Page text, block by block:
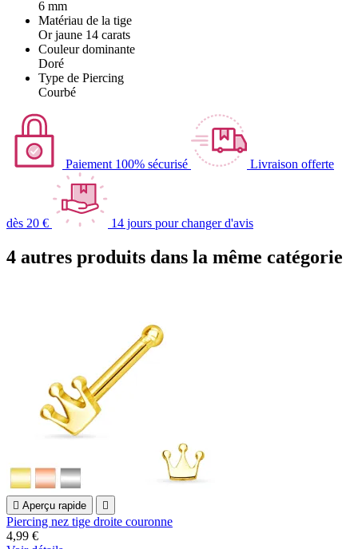
6 mm
Matériau de la tige
Or jaune 14 carats
Couleur dominante
Doré
Type de Piercing
Courbé
Paiement 100% sécurisé Livraison offerte
dès 20 € 14 jours pour changer d'avis
4 autres produits dans la même catégorie
 Aperçu rapide 
Piercing nez tige droite couronne
4,99 €